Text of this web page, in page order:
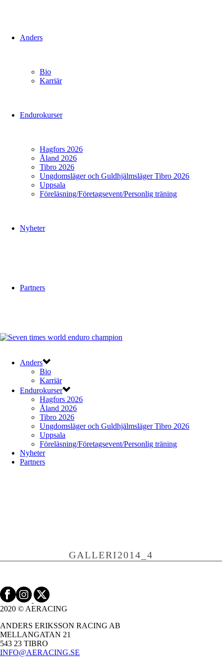
Anders
Bio
Karriär
Endurokurser
Hagfors 2026
Åland 2026
Tibro 2026
Ungdomsläger och Guldhjälmsläger Tibro 2026
Uppsala
Föreläsning/Företagsevent/Personlig träning
Nyheter
Partners
Anders
Bio
Karriär
Endurokurser
Hagfors 2026
Åland 2026
Tibro 2026
Ungdomsläger och Guldhjälmsläger Tibro 2026
Uppsala
Föreläsning/Företagsevent/Personlig träning
Nyheter
Partners
GALLERI2014_4
2020 © AERACING
ANDERS ERIKSSON RACING AB
MELLANGATAN 21
543 23 TIBRO
INFO@AERACING.SE